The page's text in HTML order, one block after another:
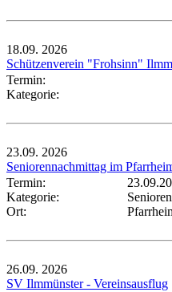
18.09. 2026
Schützenverein "Frohsinn"
Termin:
Kategorie:
23.09. 2026
Seniorennachmittag im
Termin:
Kategorie:
Senioren
Ort:
26.09. 2026
SV Ilmmünster - Vereinsausflug